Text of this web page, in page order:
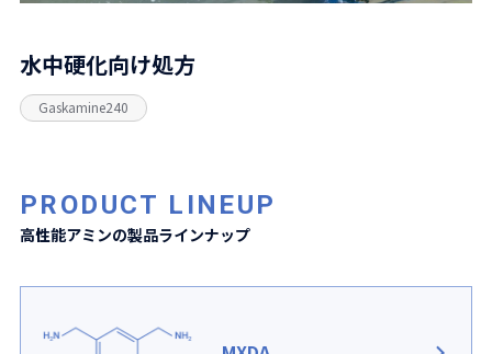
水中硬化向け処方
Gaskamine240
PRODUCT LINEUP
高性能アミンの製品ラインナップ